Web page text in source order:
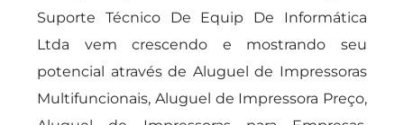
Suporte Técnico De Equip De Informática
Ltda vem crescendo e mostrando seu
potencial através de Aluguel de Impressoras
Multifuncionais, Aluguel de Impressora Preço,